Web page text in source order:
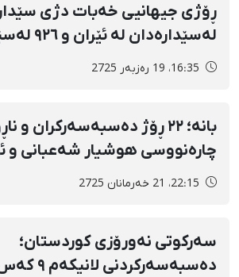
کوردستان لە ماوەی ١٤ ساڵدا
16:35، 19 رەزبەر 2725
بانە؛ ٢٢ ڕۆژ دەسبەسەرکران و
چارەنووسی هوشیار شەعبانی و
ئەحمەدپوور
22:15، 21 خەرمانان 2725
سەرکوتی نەورۆزی کوردستان؛